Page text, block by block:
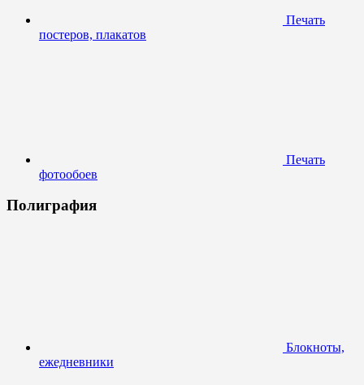
Печать
постеров, плакатов
Печать
фотообоев
Полиграфия
Блокноты,
ежедневники